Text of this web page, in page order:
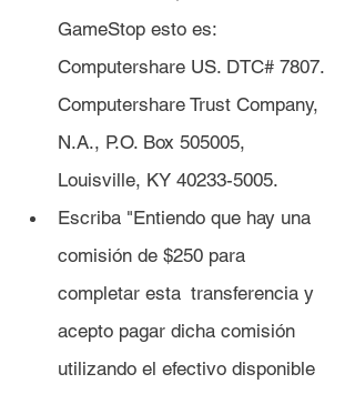
GameStop esto es:
Computershare US. DTC# 7807.
Computershare Trust Company,
N.A., P.O. Box 505005,
Louisville, KY 40233-5005.
Escriba "Entiendo que hay una
comisión de $250 para
completar esta 	transferencia y
acepto pagar dicha comisión
utilizando el efectivo disponible